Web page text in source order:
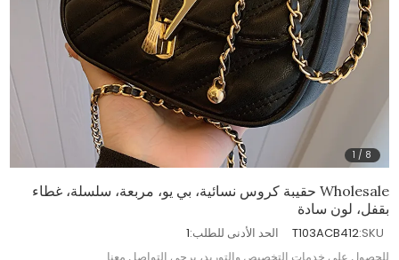
1 / 8
Wholesale حقيبة كروس نسائية، بي يو، مربعة، سلسلة، غطاء
بقفل، لون سادة
SKU:
T103ACB412 الحد الأدنى للطلب:1